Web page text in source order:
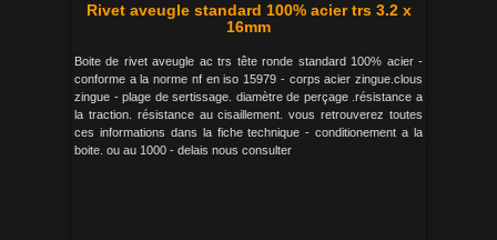
Rivet aveugle standard 100% acier trs 3.2 x
16mm
Boite de rivet aveugle ac trs tête ronde standard 100% acier -
conforme a la norme nf en iso 15979 - corps acier zingue.clous
zingue - plage de sertissage. diamètre de perçage .résistance a
la traction. résistance au cisaillement. vous retrouverez toutes
ces informations dans la fiche technique - conditionement a la
boite. ou au 1000 - delais nous consulter